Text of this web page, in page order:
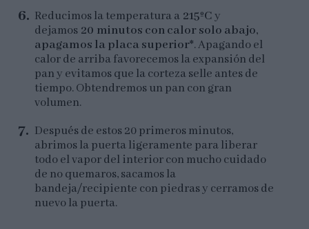
Reducimos la temperatura a 215ºCy
dejamos 20 minutos con calor solo abajo,
apagamos la placa superior*. Apagando el
calor de arriba favorecemos la expansión del
pan y evitamos que la corteza selle antes de
tiempo. Obtendremos un pan con gran
volumen.
Después de estos 20 primeros minutos,
abrimos la puerta ligeramente para liberar
todo el vapor del interior con mucho cuidado
de no quemaros, sacamos la
bandeja/recipiente con piedras y cerramos de
nuevo la puerta.